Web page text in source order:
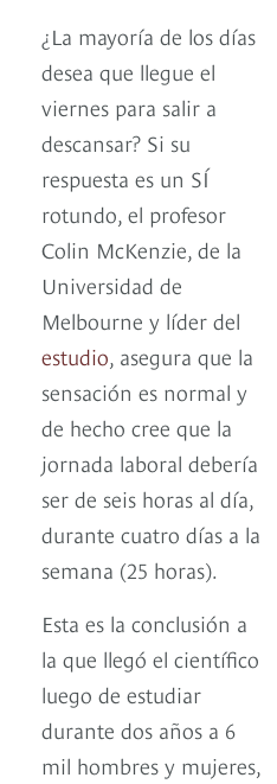
¿La mayoría de los días
desea que llegue el
viernes para salir a
descansar? Si su
respuesta es un SÍ
rotundo, el profesor
Colin McKenzie, de la
Universidad de
Melbourne y líder del
estudio, asegura que la
sensación es normal y
de hecho cree que la
jornada laboral debería
ser de seis horas al día,
durante cuatro días a la
semana (25 horas).
Esta es la conclusión a
la que llegó el científico
luego de estudiar
durante dos años a 6
mil hombres y mujeres,